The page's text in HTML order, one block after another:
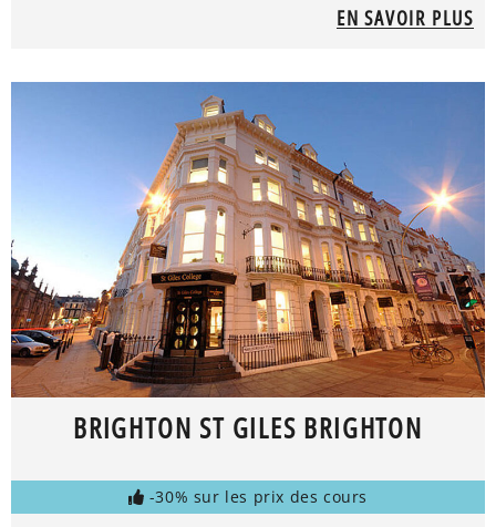
EN SAVOIR PLUS
BRIGHTON ST GILES BRIGHTON
-30% sur les prix des cours